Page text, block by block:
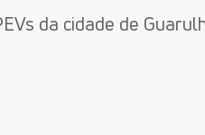
da cidade de